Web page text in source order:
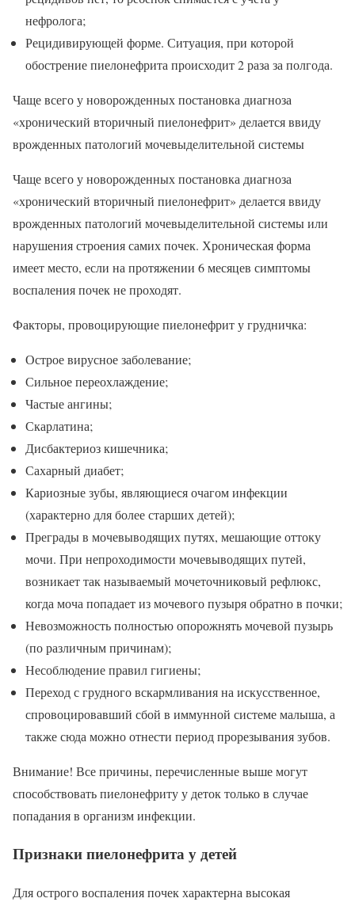
нефролога;
Рецидивирующей форме. Ситуация, при которой
обострение пиелонефрита происходит 2 раза за полгода.
Чаще всего у новорожденных постановка диагноза
«хронический вторичный пиелонефрит» делается ввиду
врожденных патологий мочевыделительной системы
Чаще всего у новорожденных постановка диагноза
«хронический вторичный пиелонефрит» делается ввиду
врожденных патологий мочевыделительной системы или
нарушения строения самих почек. Хроническая форма
имеет место, если на протяжении 6 месяцев симптомы
воспаления почек не проходят.
Факторы, провоцирующие пиелонефрит у грудничка:
Острое вирусное заболевание;
Сильное переохлаждение;
Частые ангины;
Скарлатина;
Дисбактериоз кишечника;
Сахарный диабет;
Кариозные зубы, являющиеся очагом инфекции
(характерно для более старших детей);
Преграды в мочевыводящих путях, мешающие оттоку
мочи. При непроходимости мочевыводящих путей,
возникает так называемый мочеточниковый рефлюкс,
когда моча попадает из мочевого пузыря обратно в почки;
Невозможность полностью опорожнять мочевой пузырь
(по различным причинам);
Несоблюдение правил гигиены;
Переход с грудного вскармливания на искусственное,
спровоцировавший сбой в иммунной системе малыша, а
также сюда можно отнести период прорезывания зубов.
Внимание! Все причины, перечисленные выше могут
способствовать пиелонефриту у деток только в случае
попадания в организм инфекции.
Признаки пиелонефрита у детей
Для острого воспаления почек характерна высокая